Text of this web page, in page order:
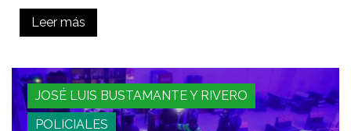
Leer más
JOSÉ LUIS BUSTAMANTE Y RIVERO
POLICIALES